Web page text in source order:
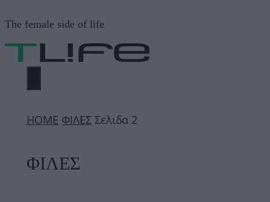
σε
περιεχόμενο
The female side of life
ΜΕΝΟΎ
ΗΟΜΕ ΦΙΛΕΣ Σελιδα 2
ΦΙΛΕΣ